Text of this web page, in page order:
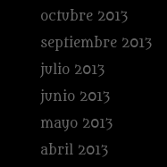
octubre 2013
septiembre 2013
julio 2013
junio 2013
mayo 2013
abril 2013